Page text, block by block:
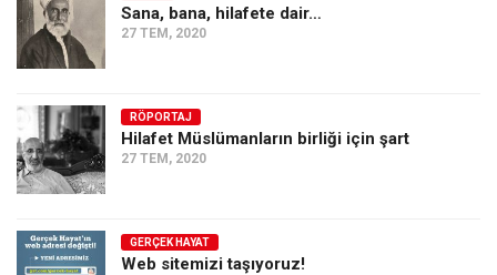
Sana, bana, hilafete dair…
27 TEM, 2020
RÖPORTAJ
Hilafet Müslümanların birliği için şart
27 TEM, 2020
GERÇEK HAYAT
Web sitemizi taşıyoruz!